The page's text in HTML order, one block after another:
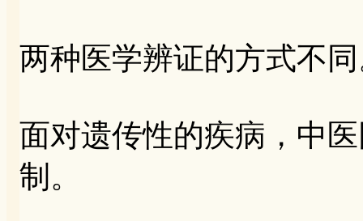
两种医学辨证的方式不
面对遗传性的疾病，中
制。